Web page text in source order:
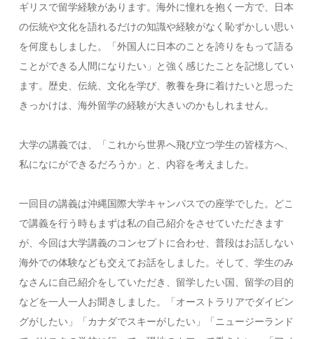
ギリスで留学経験があります。海外に憧れを抱く一方で、日本
の伝統や文化を語れるだけの知識や経験がなく恥ずかしい思い
を何度もしました。「外国人に日本のことを誇りをもって語る
ことができる人間になりたい」と強く感じたことを記憶してい
ます。歴史、伝統、文化を学び、教養を身に着けたいと思った
きっかけは、海外留学の経験が大きいのかもしれません。
大学の講義では、「これから世界へ飛び立つ学生の皆様方へ、
私になにができるだろうか」と、内容を考えました。
一回目の講義は沖縄国際大学キャンパスでの座学でした。どこ
で講義を行う時もまずは私の自己紹介をさせていただきます
が、今回は大学講義のコンセプトに合わせ、普段はお話しない
海外での体験なども交えてお話をしました。そして、学生のみ
なさんに自己紹介をしていただき、留学したい国、留学の目的
などを一人一人お聞きしました。「オーストラリアでダイビン
グがしたい」「カナダでスキーがしたい」「ニュージーランド